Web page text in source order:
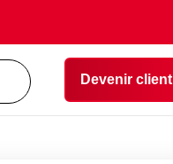
Devenir client